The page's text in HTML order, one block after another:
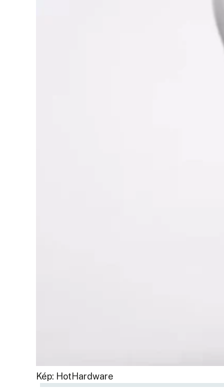
Kép: HotHardware